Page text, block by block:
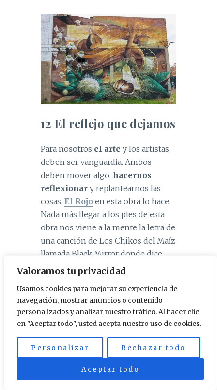
Valoramos tu privacidad
Usamos cookies para mejorar su experiencia de
navegación, mostrar anuncios o contenido
personalizados y analizar nuestro tráfico. Al hacer clic
en "Aceptar todo", usted acepta nuestro uso de cookies.
Personalizar Rechazar todo
Aceptar todo
12 El reflejo que dejamos
Para nosotros el arte y los artistas
deben ser vanguardia. Ambos
deben mover algo, hacernos
reflexionary replantearnos las
cosas. El Rojoen esta obra lo hace.
Nada más llegar a los pies de esta
obra nos viene a la mente la letra de
una canción de Los Chikos del Maíz
llamada Black Mirror donde dice
algo así:
Canallas, vendedores de amor
sintético,
Esclavos del gimnasio, los
Reina la mugre y la juventud no
admira al Che